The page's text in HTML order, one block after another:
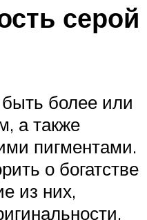
серой
более или
а также
пигментами.
о богатстве
из них,